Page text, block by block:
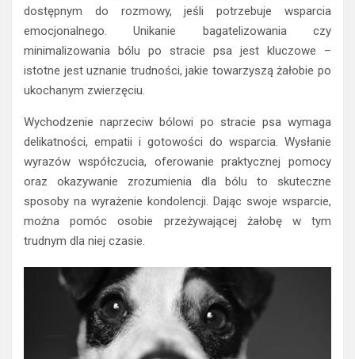
dostępnym do rozmowy, jeśli potrzebuje wsparcia
emocjonalnego. Unikanie bagatelizowania czy
minimalizowania bólu po stracie psa jest kluczowe –
istotne jest uznanie trudności, jakie towarzyszą żałobie po
ukochanym zwierzęciu.
Wychodzenie naprzeciw bólowi po stracie psa wymaga
delikatności, empatii i gotowości do wsparcia. Wysłanie
wyrazów współczucia, oferowanie praktycznej pomocy
oraz okazywanie zrozumienia dla bólu to skuteczne
sposoby na wyrażenie kondolencji. Dając swoje wsparcie,
można pomóc osobie przeżywającej żałobę w tym
trudnym dla niej czasie.